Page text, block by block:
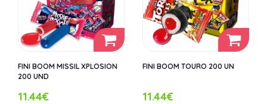
FINI BOOM MISSIL XPLOSION
200 UND
11.44€
FINI BOOM TOURO 200 UN
11.44€